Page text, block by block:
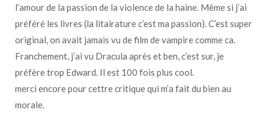
l’amour de la passion de la violence de la haine. Même si j’ai
préféré les livres (la litairature c’est ma passion). C’est super
original, on avait jamais vu de film de vampire comme ca.
Franchement, j’ai vu Dracula après et ben, c’est sur, je
préfère trop Edward. Il est 100 fois plus cool.
merci encore pour cettre critique qui m’a fait du bien au
morale.